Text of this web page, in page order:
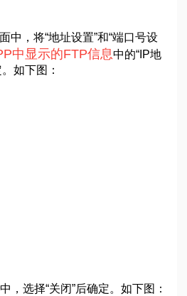
中，将“地址设置”和“端口号设
中显示的FTP信息中的“IP地
如下图：
，选择“关闭”后确定。如下图：